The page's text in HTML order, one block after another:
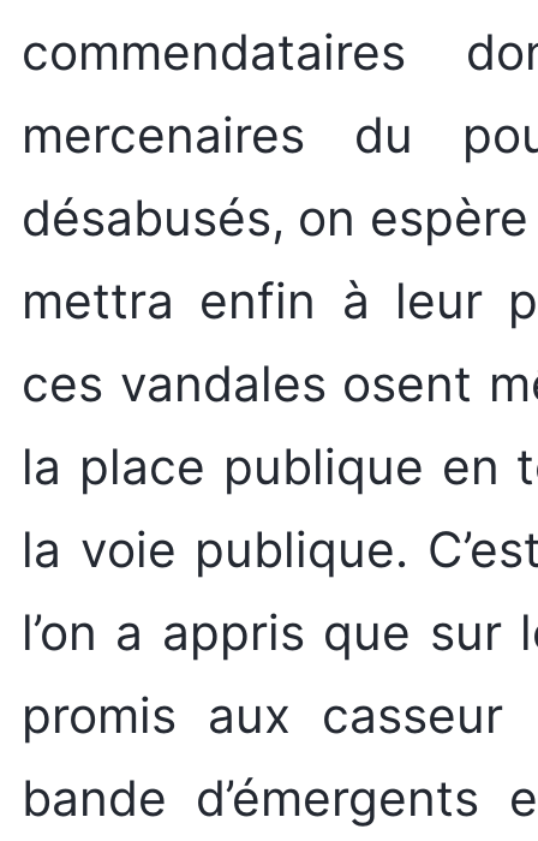
commendataires
mercenaires du
désabusés, on
mettra enfin à leur
ces vandales osent
la place publique en
la voie publique.
l’on a appris que sur
promis aux
bande d’émergents